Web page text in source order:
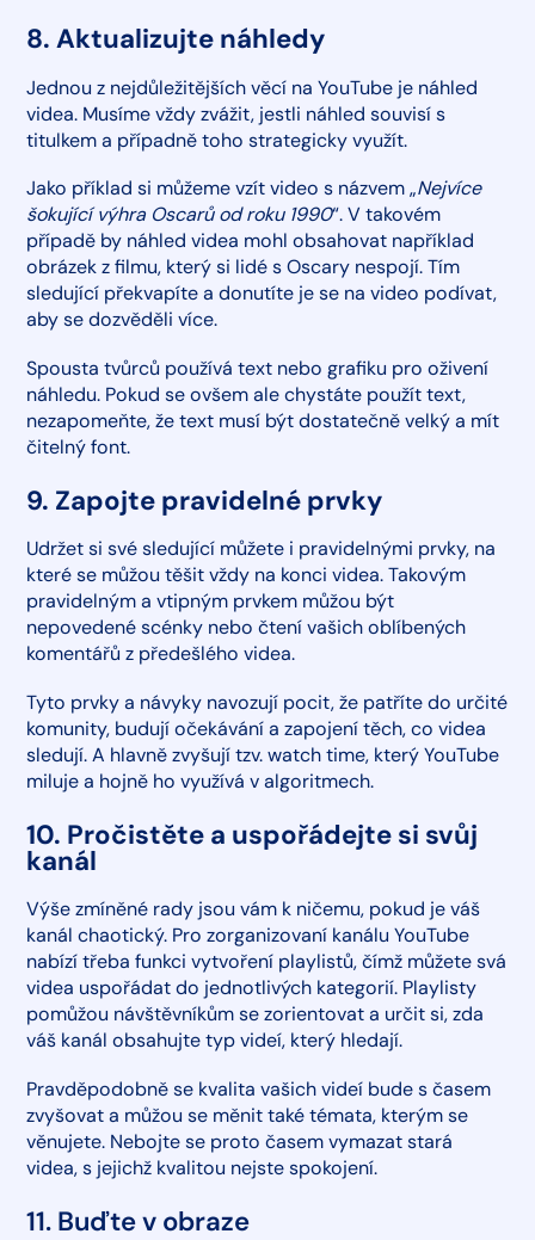
8. Aktualizujte náhledy
Jednou z nejdůležitějších věcí na YouTube je náhled
videa. Musíme vždy zvážit, jestli náhled souvisí s
titulkem a případně toho strategicky využít.
Jako příklad si můžeme vzít video s názvem „Nejvíce
šokující výhra Oscarů od roku 1990“. V takovém
případě by náhled videa mohl obsahovat například
obrázek z filmu, který si lidé s Oscary nespojí. Tím
sledující překvapíte a donutíte je se na video podívat,
aby se dozvěděli více.
Spousta tvůrců používá text nebo grafiku pro oživení
náhledu. Pokud se ovšem ale chystáte použít text,
nezapomeňte, že text musí být dostatečně velký a mít
čitelný font.
9. Zapojte pravidelné prvky
Udržet si své sledující můžete i pravidelnými prvky, na
které se můžou těšit vždy na konci videa. Takovým
pravidelným a vtipným prvkem můžou být
nepovedené scénky nebo čtení vašich oblíbených
komentářů z předešlého videa.
Tyto prvky a návyky navozují pocit, že patříte do určité
komunity, budují očekávání a zapojení těch, co videa
sledují. A hlavně zvyšují tzv. watch time, který YouTube
miluje a hojně ho využívá v algoritmech.
10. Pročistěte a uspořádejte si svůj
kanál
Výše zmíněné rady jsou vám k ničemu, pokud je váš
kanál chaotický. Pro zorganizovaní kanálu YouTube
nabízí třeba funkci vytvoření playlistů, čímž můžete svá
videa uspořádat do jednotlivých kategorií. Playlisty
pomůžou návštěvníkům se zorientovat a určit si, zda
váš kanál obsahujte typ videí, který hledají.
Pravděpodobně se kvalita vašich videí bude s časem
zvyšovat a můžou se měnit také témata, kterým se
věnujete. Nebojte se proto časem vymazat stará
videa, s jejichž kvalitou nejste spokojení.
11. Buďte v obraze